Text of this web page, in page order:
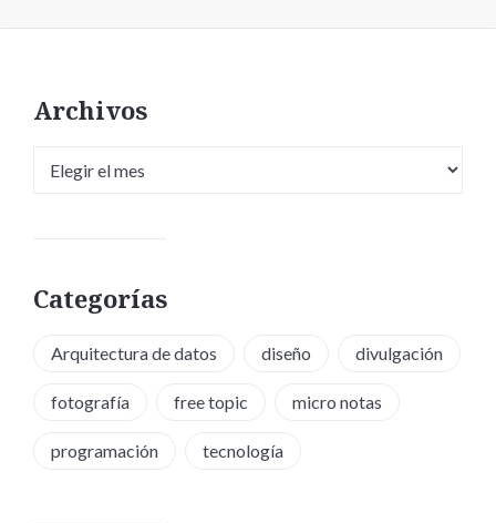
Archivos
Categorías
Arquitectura de datos diseño divulgación
fotografía free topic micro notas
programación tecnología